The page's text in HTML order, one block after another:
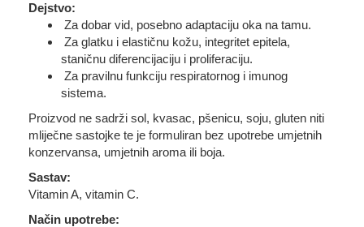
Dejstvo:
Za dobar vid, posebno adaptaciju oka na tamu.
Za glatku i elastičnu kožu, integritet epitela,
staničnu diferencijaciju i proliferaciju.
Za pravilnu funkciju respiratornog i imunog
sistema.
Proizvod ne sadrži sol, kvasac, pšenicu, soju, gluten niti
mliječne sastojke te je formuliran bez upotrebe umjetnih
konzervansa, umjetnih aroma ili boja.
Sastav:
Vitamin A, vitamin C.
Način upotrebe: